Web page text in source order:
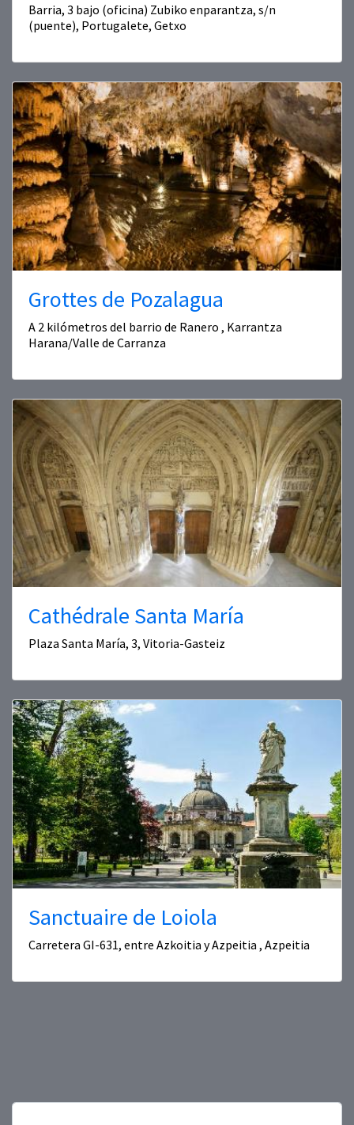
Barria, 3 bajo (oficina) Zubiko enparantza, s/n
(puente), Portugalete, Getxo
Grottes de Pozalagua
A 2 kilómetros del barrio de Ranero , Karrantza
Harana/Valle de Carranza
Cathédrale Santa María
Plaza Santa María, 3, Vitoria-Gasteiz
Sanctuaire de Loiola
Carretera GI-631, entre Azkoitia y Azpeitia , Azpeitia